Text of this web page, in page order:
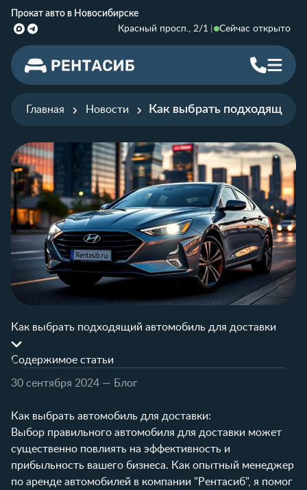
Прокат авто в Новосибирске
Красный просп., 2/1
Сейчас открыто
Главная Новости Как выбрать подходящий
Как выбрать подходящий автомобиль для доставки
Содержимое статьи
30 сентября 2024 — Блог
Как выбрать автомобиль для доставки:
Выбор правильного автомобиля для доставки может
существенно повлиять на эффективность и
прибыльность вашего бизнеса. Как опытный менеджер
по аренде автомобилей в компании "Рентасиб", я помог